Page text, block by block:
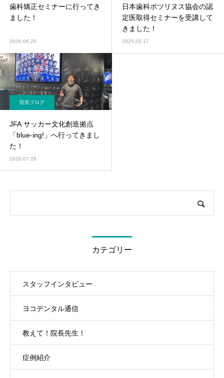
歯科矯正セミナーに行ってき
ました！
2026.06.20
日本歯科ボツリヌス協会の認
定医取得セミナーを受講して
きました！
2025.03.17
院長ブログ
JFA サッカー文化創造拠点
「blue-ing!」へ行ってきまし
た！
2026.07.28
カテゴリー
スタッフインタビュー
ヨコデンタル通信
教えて！院長先生！
症例紹介